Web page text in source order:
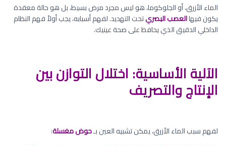
الماء الأزرق، أو الجلوكوما، هو ليس مجرد مرض بسيط، بل هو حالة معقدة
يكون فيهاالعصب البصريتحت التهديد. لفهم أسبابه، يجب أولاً فهم النظام
الداخلي الدقيق الذي يحافظ على صحة عينيك.
الآلية الأساسية: اختلال التوازن بين
الإنتاج والتصريف
لفهم سبب الماء الأزرق، يمكن تشبيه العين بـحوض مغسلة: